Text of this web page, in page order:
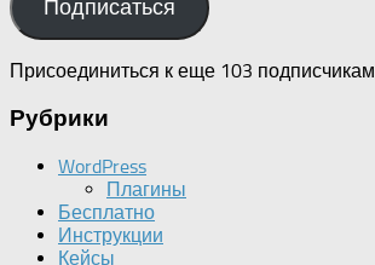
Подписаться
Присоединиться к еще 103 подписчикам
Рубрики
WordPress
Плагины
Бесплатно
Инструкции
Кейсы